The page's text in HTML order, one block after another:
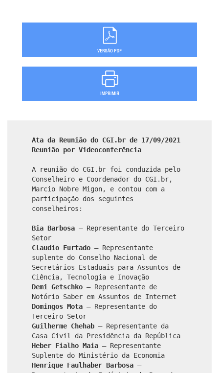
Ata da Reunião do CGI.br de 17/09/2021
Reunião por Videoconferência
A reunião do CGI.br foi conduzida pelo
Conselheiro e Coordenador do CGI.br,
Marcio Nobre Migon, e contou com a
participação dos seguintes
conselheiros:
Bia Barbosa – Representante do Terceiro
Setor
Claudio Furtado – Representante
suplente do Conselho Nacional de
Secretários Estaduais para Assuntos de
Ciência, Tecnologia e Inovação
Demi Getschko – Representante de
Notório Saber em Assuntos de Internet
Domingos Mota – Representante do
Terceiro Setor
Guilherme Chehab – Representante da
Casa Civil da Presidência da República
Heber Fialho Maia – Representante
Suplente do Ministério da Economia
Henrique Faulhaber Barbosa –